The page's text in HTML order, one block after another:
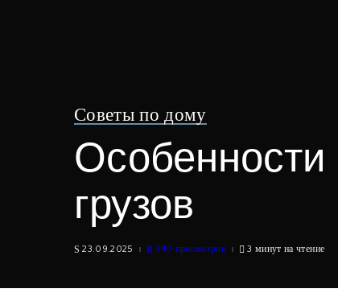
Советы по дому
Особенности
грузов
23.09.2025 340 просмотров 3 минут на чтение